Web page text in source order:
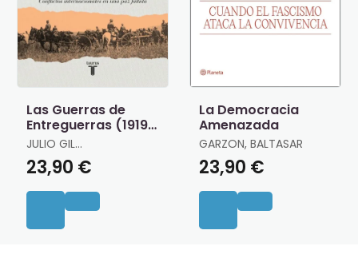
Las Guerras de
Entreguerras (1919 ?
1939)
JULIO GIL
PECHARROMÁN
23,90 €
La Democracia
Amenazada
GARZON, BALTASAR
23,90 €